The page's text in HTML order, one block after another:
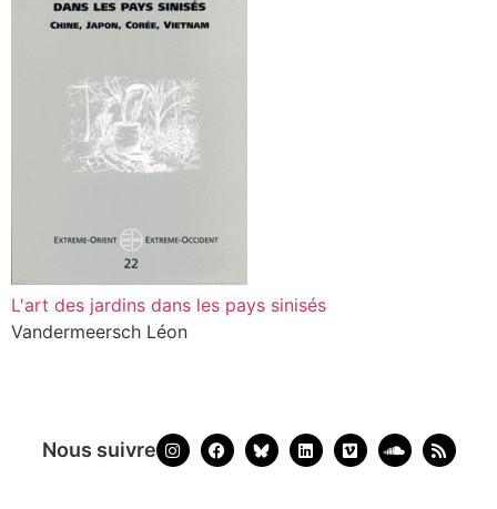
L'art des jardins dans les pays sinisés
Vandermeersch Léon
Nous suivre